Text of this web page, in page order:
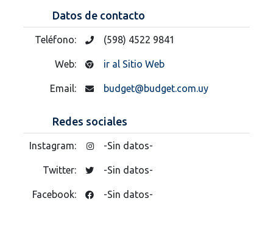
Datos de contacto
Teléfono: (598) 4522 9841
Web: ir al Sitio Web
Email: budget@budget.com.uy
Redes sociales
Instagram: -Sin datos-
Twitter: -Sin datos-
Facebook: -Sin datos-